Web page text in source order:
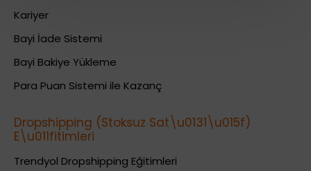
Kariyer
Bayi İade Sistemi
Bayi Bakiye Yükleme
Para Puan Sistemi ile Kazanç
Dropshipping (Stoksuz Sat\u0131\u015f)
E\u011fitimleri
Trendyol Dropshipping Eğitimleri